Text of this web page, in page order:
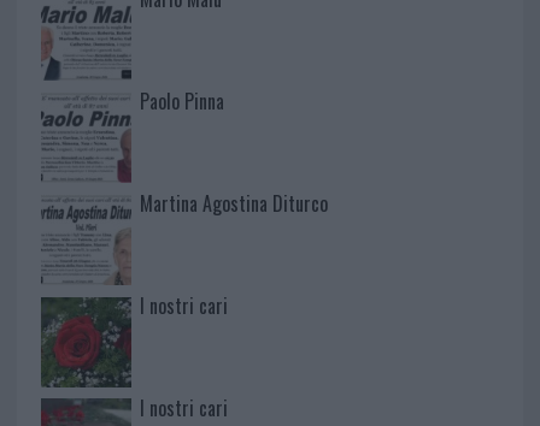
Paolo Pinna
Martina Agostina Diturco
I nostri cari
I nostri cari